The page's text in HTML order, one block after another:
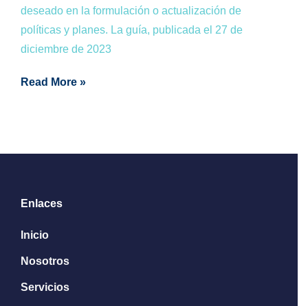
deseado en la formulación o actualización de
políticas y planes. La guía, publicada el 27 de
diciembre de 2023
Read More »
Enlaces
Inicio
Nosotros
Servicios